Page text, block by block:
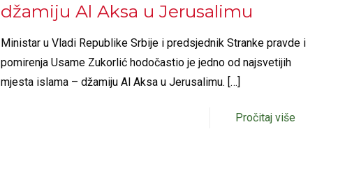
džamiju Al Aksa u Jerusalimu
Ministar u Vladi Republike Srbije i predsjednik Stranke pravde i
pomirenja Usame Zukorlić hodočastio je jedno od najsvetijih
mjesta islama – džamiju Al Aksa u Jerusalimu. […]
Pročitaj više